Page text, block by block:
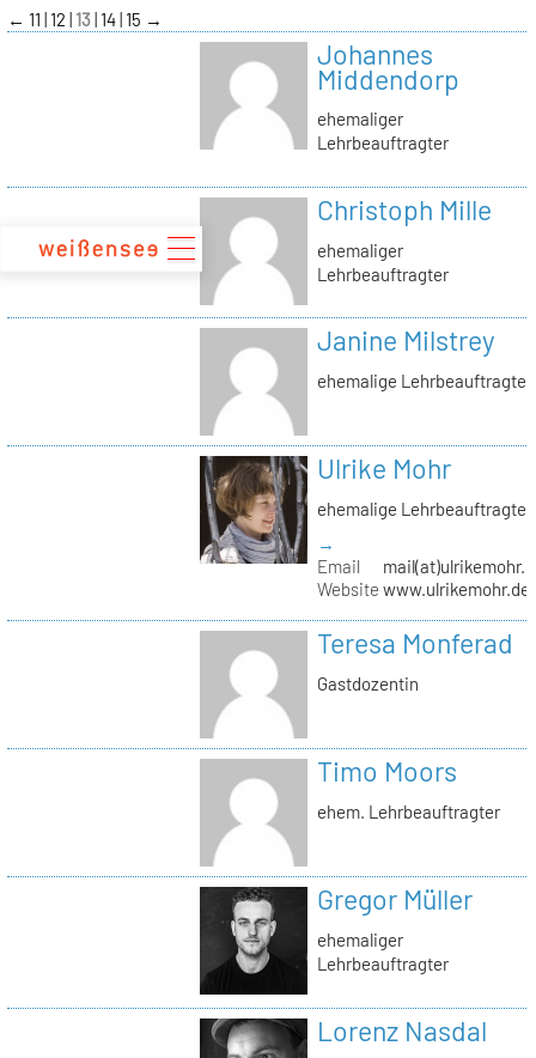
zum
Inhalt
← 11 12 13 14 15 →
Johannes
Middendorp
ehemaliger
Lehrbeauftragter
Christoph Mille
ehemaliger
Lehrbeauftragter
Janine Milstrey
ehemalige Lehrbeauftragte
Ulrike Mohr
ehemalige Lehrbeauftragte
→
Email
Website www.ulrikemohr.de
Teresa Monferad
Gastdozentin
Timo Moors
ehem. Lehrbeauftragter
Gregor Müller
ehemaliger
Lehrbeauftragter
Lorenz Nasdal